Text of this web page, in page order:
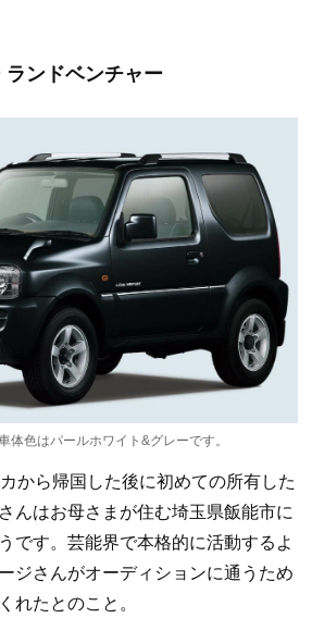
ランドベンチャー
体色はパールホワイト&グレーです。
から帰国した後に初めての所有した
んはお母さまが住む埼玉県飯能市に
です。芸能界で本格的に活動するよ
ジさんがオーディションに通うため
れたとのこと。